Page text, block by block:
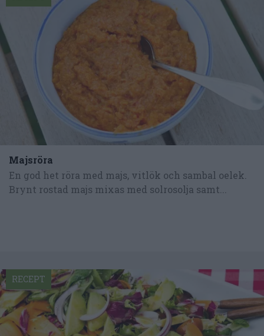
Majsröra
En god het röra med majs, vitlök och sambal oelek.
Brynt rostad majs mixas med solrosolja samt...
RECEPT